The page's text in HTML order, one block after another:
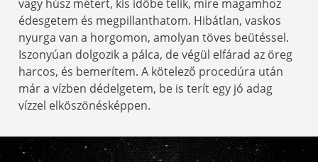
vagy húsz métert, kis időbe telik, mire magamhoz
édesgetem és megpillanthatom. Hibátlan, vaskos
nyurga van a horgomon, amolyan töves beütéssel.
Iszonyúan dolgozik a pálca, de végül elfárad az öreg
harcos, és bemerítem. A kötelező procedúra után
már a vízben dédelgetem, be is terít egy jó adag
vízzel elköszönésképpen.